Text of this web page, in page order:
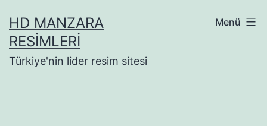
geçHD MANZARA
RESIMLERI
Türkiye'nin lider resim sitesi
Menü